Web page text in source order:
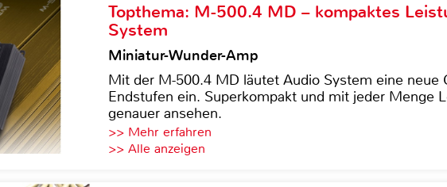
Topthema: M-500.4 MD – kompaktes
System
Miniatur-Wunder-Amp
Mit der M-500.4 MD läutet Audio System eine neue
Endstufen ein. Superkompakt und mit jeder Menge
genauer ansehen.
>> Mehr erfahren
>> Alle anzeigen